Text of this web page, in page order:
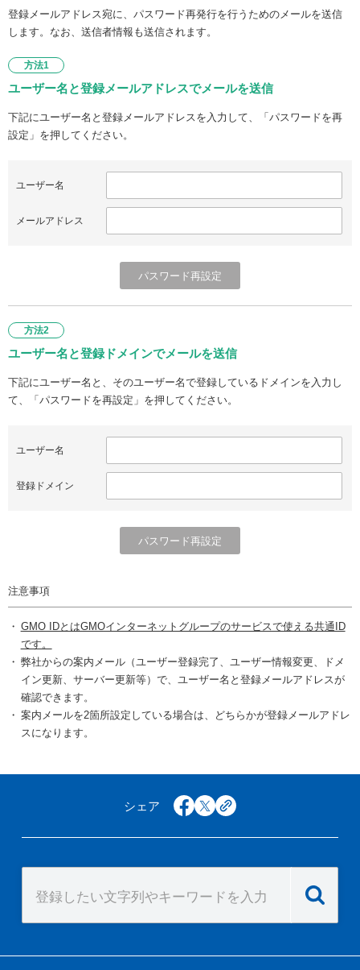
登録メールアドレス宛に、パスワード再発行を行うためのメールを送信
します。なお、送信者情報も送信されます。
方法1
ユーザー名と登録メールアドレスでメールを送信
下記にユーザー名と登録メールアドレスを入力して、「パスワードを再
設定」を押してください。
ユーザー名
メールアドレス
方法2
ユーザー名と登録ドメインでメールを送信
下記にユーザー名と、そのユーザー名で登録しているドメインを入力し
て、「パスワードを再設定」を押してください。
ユーザー名
登録ドメイン
注意事項
GMO IDとはGMOインターネットグループのサービスで使える共通ID
です。
弊社からの案内メール（ユーザー登録完了、ユーザー情報変更、ドメ
イン更新、サーバー更新等）で、ユーザー名と登録メールアドレスが
確認できます。
案内メールを2箇所設定している場合は、どちらかが登録メールアドレ
スになります。
シェア facebook
x copy